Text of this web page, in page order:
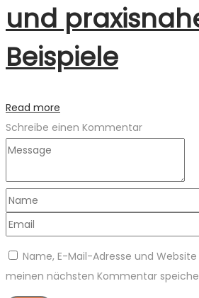
und
Beispiele
Read more
Schreibe einen Kommentar
Name, E-Mail-Adresse und
meinen nächsten Kommentar